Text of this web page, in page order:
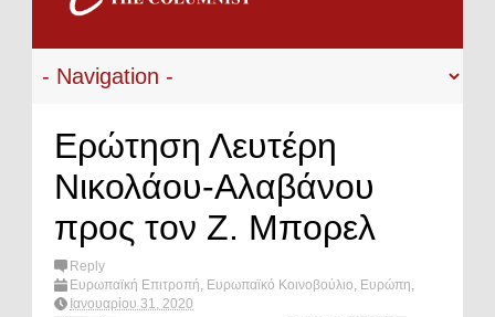
Ερώτηση Λευτέρη
Νικολάου-Αλαβάνου
προς τον Ζ. Μπορελ
Reply
Ευρωπαϊκή Επιτροπή, Ευρωπαϊκό Κοινοβούλιο, Ευρώπη,
Λευτερης Νικολαου-Αλαβανος
Ιανουαρίου 31, 2020